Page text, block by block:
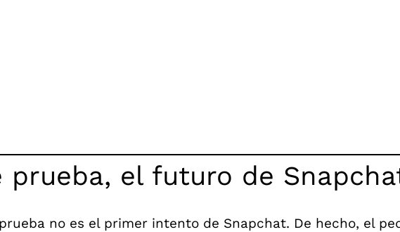
prueba, el futuro de
no es el primer intento de Snapchat. De hecho, el